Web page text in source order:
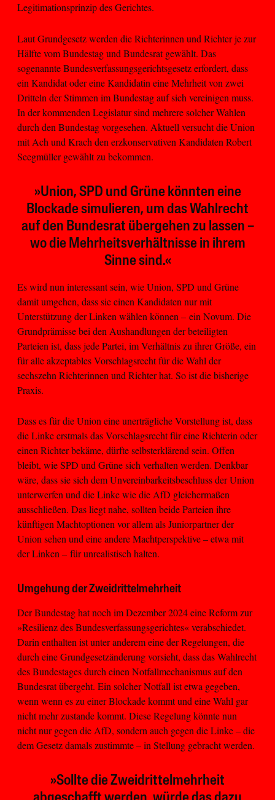
Legitimationsprinzip des Gerichtes.
Laut Grundgesetz werden die Richterinnen und Richter je zur
Hälfte vom Bundestag und Bundesrat gewählt. Das
sogenannte Bundesverfassungsgerichtsgesetz erfordert, dass
ein Kandidat oder eine Kandidatin eine Mehrheit von zwei
Dritteln der Stimmen im Bundestag auf sich vereinigen muss.
In der kommenden Legislatur sind mehrere solcher Wahlen
durch den Bundestag vorgesehen. Aktuell versucht die Union
mit Ach und Krach den erzkonservativen Kandidaten Robert
Seegmüller gewählt zu bekommen.
»Union, SPD und Grüne könnten eine
Blockade simulieren, um das Wahlrecht
auf den Bundesrat übergehen zu lassen –
wo die Mehrheitsverhältnisse in ihrem
Sinne sind.«
Es wird nun interessant sein, wie Union, SPD und Grüne
damit umgehen, dass sie einen Kandidaten nur mit
Unterstützung der Linken wählen können – ein Novum. Die
Grundprämisse bei den Aushandlungen der beteiligten
Parteien ist, dass jede Partei, im Verhältnis zu ihrer Größe, ein
für alle akzeptables Vorschlagsrecht für die Wahl der
sechszehn Richterinnen und Richter hat. So ist die bisherige
Praxis.
Dass es für die Union eine unerträgliche Vorstellung ist, dass
die Linke erstmals das Vorschlagsrecht für eine Richterin oder
einen Richter bekäme, dürfte selbsterklärend sein. Offen
bleibt, wie SPD und Grüne sich verhalten werden. Denkbar
wäre, dass sie sich dem Unvereinbarkeitsbeschluss der Union
unterwerfen und die Linke wie die AfD gleichermaßen
ausschließen. Das liegt nahe, sollten beide Parteien ihre
künftigen Machtoptionen vor allem als Juniorpartner der
Union sehen und eine andere Machtperspektive – etwa mit
der Linken – für unrealistisch halten.
Umgehung der Zweidrittelmehrheit
Der Bundestag hat noch im Dezember 2024 eine Reform zur
»Resilienz des Bundesverfassungsgerichtes« verabschiedet.
Darin enthalten ist unter anderem eine der Regelungen, die
durch eine Grundgesetzänderung vorsieht, dass das Wahlrecht
des Bundestages durch einen Notfallmechanismus auf den
Bundesrat übergeht. Ein solcher Notfall ist etwa gegeben,
wenn wenn es zu einer Blockade kommt und eine Wahl gar
nicht mehr zustande kommt. Diese Regelung könnte nun
nicht nur gegen die AfD, sondern auch gegen die Linke – die
dem Gesetz damals zustimmte – in Stellung gebracht werden.
»Sollte die Zweidrittelmehrheit